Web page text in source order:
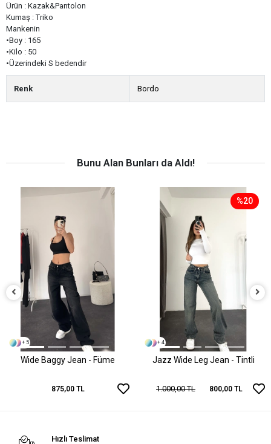
Ürün : Kazak&Pantolon
Kumaş : Triko
Mankenin
•Boy : 165
•Kilo : 50
•Üzerindeki S bedendir
Renk Bordo
Bunu Alan Bunları da Aldı!
+ 5
Wide Baggy Jean - Füme
875,00 TL
%20
+ 4
Jazz Wide Leg Jean - Tintli
1.000,00 TL 800,00 TL
Hızlı Teslimat